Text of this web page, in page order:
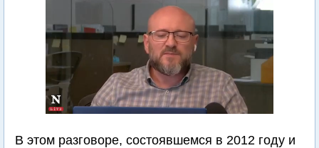
В этом разговоре, состоявшемся в 2012 году и